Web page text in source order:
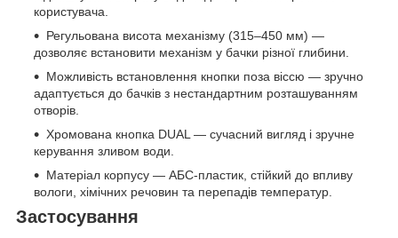
користувача.
Регульована висота механізму (315–450 мм) —
дозволяє встановити механізм у бачки різної глибини.
Можливість встановлення кнопки поза віссю — зручно
адаптується до бачків з нестандартним розташуванням
отворів.
Хромована кнопка DUAL — сучасний вигляд і зручне
керування зливом води.
Матеріал корпусу — АБС-пластик, стійкий до впливу
вологи, хімічних речовин та перепадів температур.
Застосування